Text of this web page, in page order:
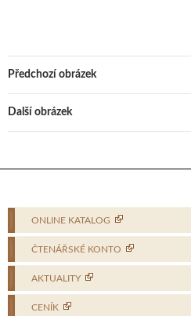
Předchozí obrázek
Další obrázek
ONLINE KATALOG
ČTENÁŘSKÉ KONTO
AKTUALITY
CENÍK